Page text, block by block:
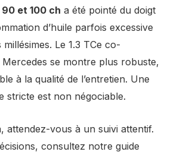
90 et 100 ch a été pointé du doigt
d’huile parfois excessive
Le 1.3 TCe co-
se montre plus robuste,
à la qualité de l’entretien. Une
stricte est non négociable.
attendez-vous à un suivi attentif.
consultez notre guide